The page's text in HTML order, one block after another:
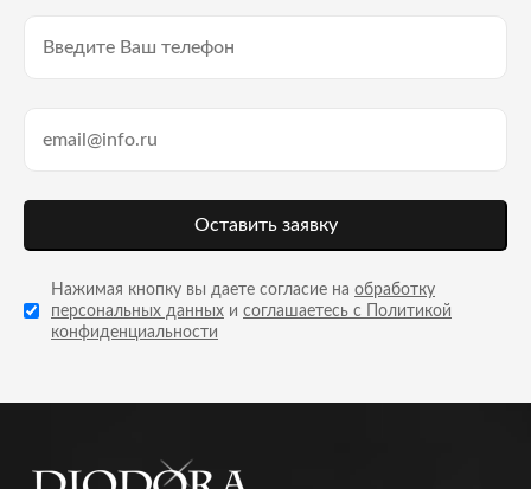
Оставить заявку
Нажимая кнопку вы даете согласие на обработку
персональных данных и соглашаетесь с Политикой
конфиденциальности